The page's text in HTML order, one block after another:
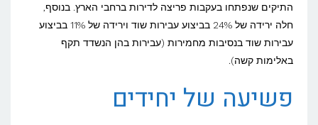
התיקים שנפתחו בעקבות פריצה לדירות ברחבי הארץ. בנוסף,
חלה ירידה של 24% בביצוע עבירות שוד וירידה של 11% בביצוע
עבירות שוד בנסיבות מחמירות (עבירות בהן הנשדד תקף
באלימות קשה).
פשיעה של יחידים